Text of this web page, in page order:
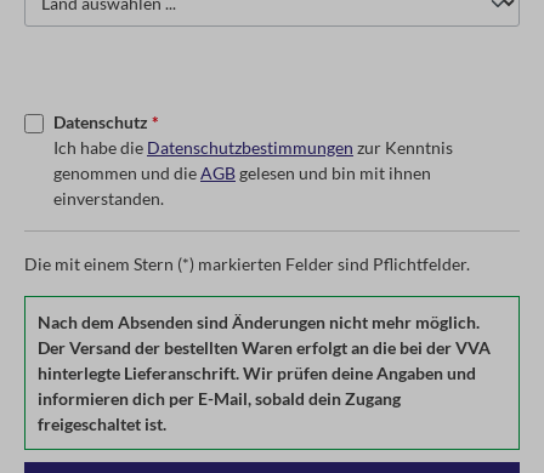
Datenschutz *
Ich habe die Datenschutzbestimmungen zur Kenntnis
genommen und dieAGBgelesen und bin mit ihnen
einverstanden.
Die mit einem Stern (*) markierten Felder sind Pflichtfelder.
Nach dem Absenden sind Änderungen nicht mehr möglich.
Der Versand der bestellten Waren erfolgt an die bei der VVA
hinterlegte Lieferanschrift. Wir prüfen deine Angaben und
informieren dich per E-Mail, sobald dein Zugang
freigeschaltet ist.